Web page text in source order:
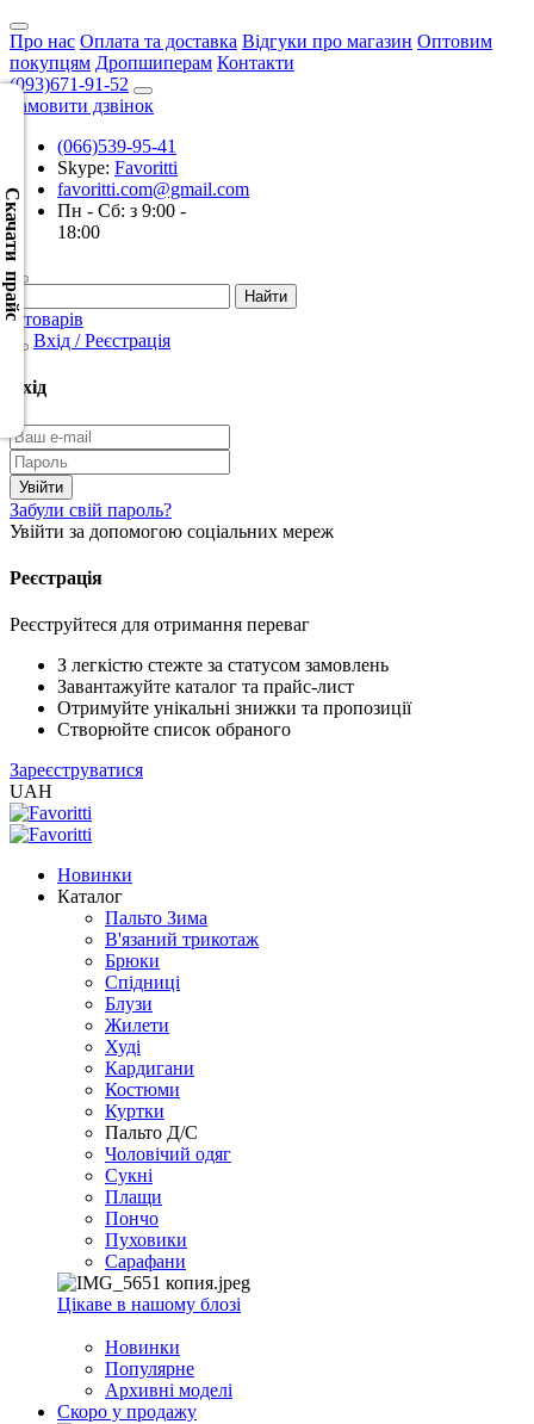
Про нас Оплата та доставка Відгуки про магазин Оптовим
покупцям Дропшиперам Контакти
(093)671-91-52
Замовити дзвінок
(066)539-95-41
Skype: Favoritti
favoritti.com@gmail.com
Пн - Сб: з 9:00 -
18:00
0 товарів
Вхід / Реєстрація
Вхід
Забули свій пароль?
Увійти за допомогою соціальних мереж
Реєстрація
Реєструйтеся для отримання переваг
З легкістю стежте за статусом замовлень
Завантажуйте каталог та прайс-лист
Отримуйте унікальні знижки та пропозиції
Створюйте список обраного
Зареєструватися
UAH
Новинки
Каталог
Пальто Зима
В'язаний трикотаж
Брюки
Спідниці
Блузи
Жилети
Худі
Кардигани
Костюми
Куртки
Пальто Д/С
Чоловічий одяг
Сукні
Плащи
Пончо
Пуховики
Сарафани
Цікаве в нашому блозі
Новинки
Популярне
Архивні моделі
Скоро у продажу
Скачати прайс
Скачать
XML
(Розн.)
Скачать
XML
(Опт)
CSV
Скачать
CSV
(Опт)
XLS
EXCEL
(Розн.)
XLS
EXCEL
2005
(Опт)
XLSX